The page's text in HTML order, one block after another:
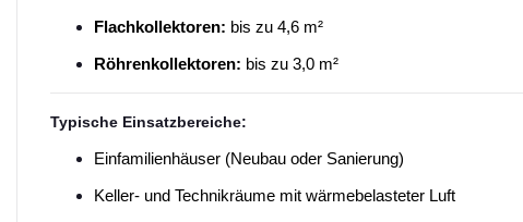
Flachkollektoren: bis zu 4,6 m²
Röhrenkollektoren: bis zu 3,0 m²
Typische Einsatzbereiche:
Einfamilienhäuser (Neubau oder Sanierung)
Keller- und Technikräume mit wärmebelasteter Luft